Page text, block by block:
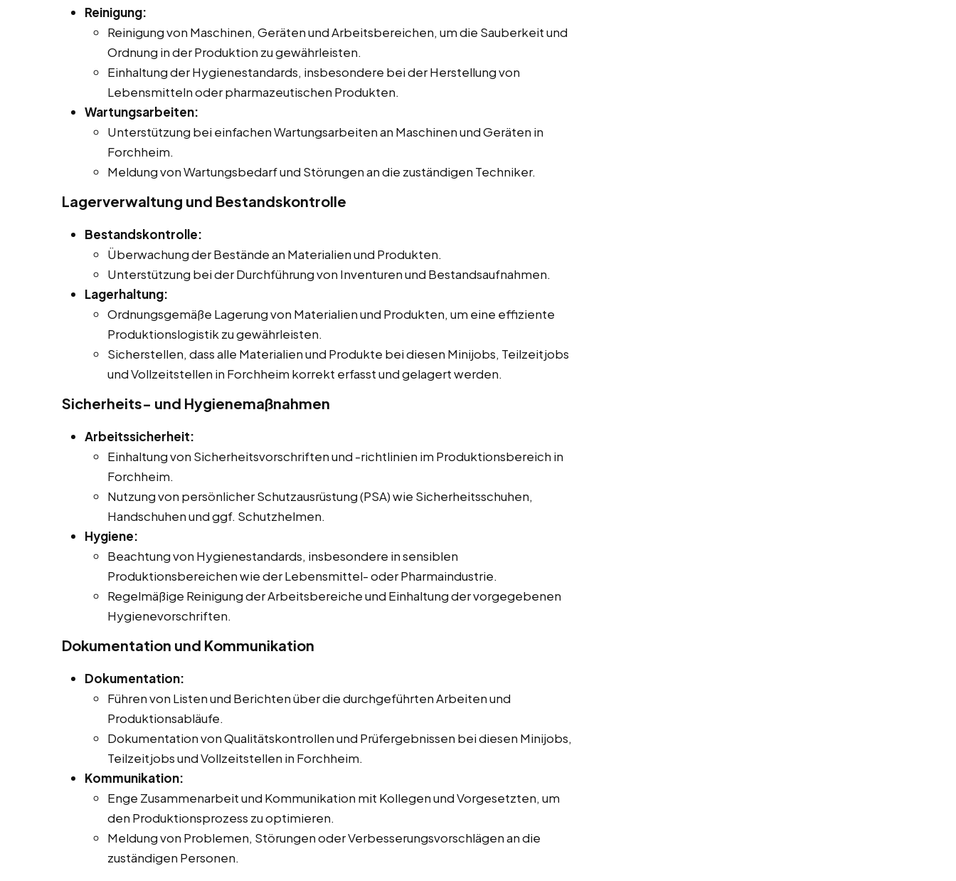
Reinigung:
Reinigung von Maschinen, Geräten und Arbeitsbereichen, um die Sauberkeit und
Ordnung in der Produktion zu gewährleisten.
Einhaltung der Hygienestandards, insbesondere bei der Herstellung von
Lebensmitteln oder pharmazeutischen Produkten.
Wartungsarbeiten:
Unterstützung bei einfachen Wartungsarbeiten an Maschinen und Geräten in
Forchheim.
Meldung von Wartungsbedarf und Störungen an die zuständigen Techniker.
Lagerverwaltung und Bestandskontrolle
Bestandskontrolle:
Überwachung der Bestände an Materialien und Produkten.
Unterstützung bei der Durchführung von Inventuren und Bestandsaufnahmen.
Lagerhaltung:
Ordnungsgemäße Lagerung von Materialien und Produkten, um eine effiziente
Produktionslogistik zu gewährleisten.
Sicherstellen, dass alle Materialien und Produkte bei diesen Minijobs, Teilzeitjobs
und Vollzeitstellen in Forchheim korrekt erfasst und gelagert werden.
Sicherheits- und Hygienemaßnahmen
Arbeitssicherheit:
Einhaltung von Sicherheitsvorschriften und -richtlinien im Produktionsbereich in
Forchheim.
Nutzung von persönlicher Schutzausrüstung (PSA) wie Sicherheitsschuhen,
Handschuhen und ggf. Schutzhelmen.
Hygiene:
Beachtung von Hygienestandards, insbesondere in sensiblen
Produktionsbereichen wie der Lebensmittel- oder Pharmaindustrie.
Regelmäßige Reinigung der Arbeitsbereiche und Einhaltung der vorgegebenen
Hygienevorschriften.
Dokumentation und Kommunikation
Dokumentation:
Führen von Listen und Berichten über die durchgeführten Arbeiten und
Produktionsabläufe.
Dokumentation von Qualitätskontrollen und Prüfergebnissen bei diesen Minijobs,
Teilzeitjobs und Vollzeitstellen in Forchheim.
Kommunikation:
Enge Zusammenarbeit und Kommunikation mit Kollegen und Vorgesetzten, um
den Produktionsprozess zu optimieren.
Meldung von Problemen, Störungen oder Verbesserungsvorschlägen an die
zuständigen Personen.